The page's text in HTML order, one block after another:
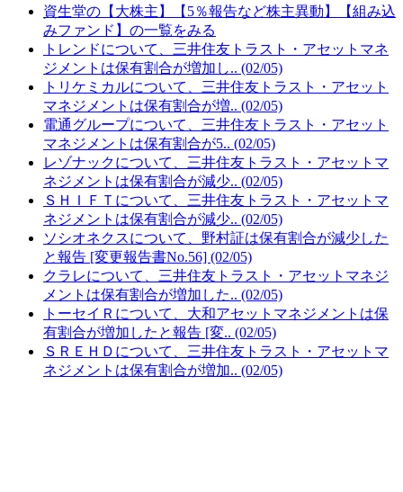
資生堂の【大株主】【5％報告など株主異動】【組み込
みファンド】の一覧をみる
トレンドについて、三井住友トラスト・アセットマネ
ジメントは保有割合が増加し.. (02/05)
トリケミカルについて、三井住友トラスト・アセット
マネジメントは保有割合が増.. (02/05)
電通グループについて、三井住友トラスト・アセット
マネジメントは保有割合が5.. (02/05)
レゾナックについて、三井住友トラスト・アセットマ
ネジメントは保有割合が減少.. (02/05)
ＳＨＩＦＴについて、三井住友トラスト・アセットマ
ネジメントは保有割合が減少.. (02/05)
ソシオネクスについて、野村証は保有割合が減少した
と報告 [変更報告書No.56] (02/05)
クラレについて、三井住友トラスト・アセットマネジ
メントは保有割合が増加した.. (02/05)
トーセイＲについて、大和アセットマネジメントは保
有割合が増加したと報告 [変.. (02/05)
ＳＲＥＨＤについて、三井住友トラスト・アセットマ
ネジメントは保有割合が増加.. (02/05)